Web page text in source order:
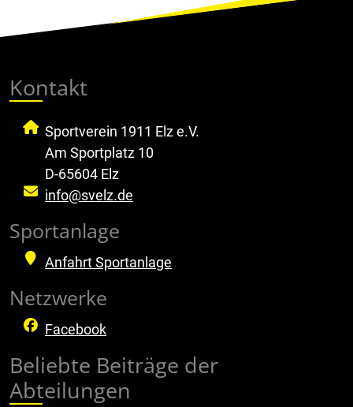
Kontakt
Sportverein 1911 Elz e.V.
Am Sportplatz 10
D-65604 Elz
info@svelz.de
Sportanlage
Anfahrt Sportanlage
Netzwerke
Facebook
Beliebte Beiträge der
Abteilungen